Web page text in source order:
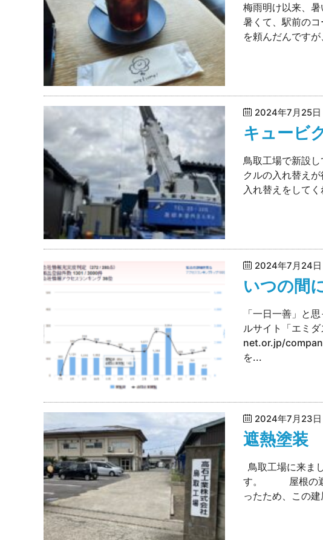
梅雨明け以来、
暑くて、駅前
を頼んだんで
2024年7月25日
キュービ
鳥取工場で新
クルの入れ替え
入れ替えをし
2024年7月24日
いつの間
「一日一善」と
ルサイト「エミ
net.or.jp/
を...
2024年7月23日
遮熱塗装
鳥取工場に来
す。 屋根の遮
ったため、この